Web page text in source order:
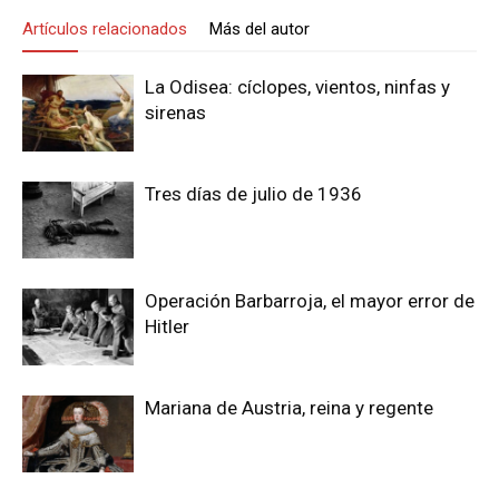
Artículos relacionados Más del autor
La Odisea: cíclopes, vientos, ninfas y
sirenas
Tres días de julio de 1936
Operación Barbarroja, el mayor error de
Hitler
Mariana de Austria, reina y regente